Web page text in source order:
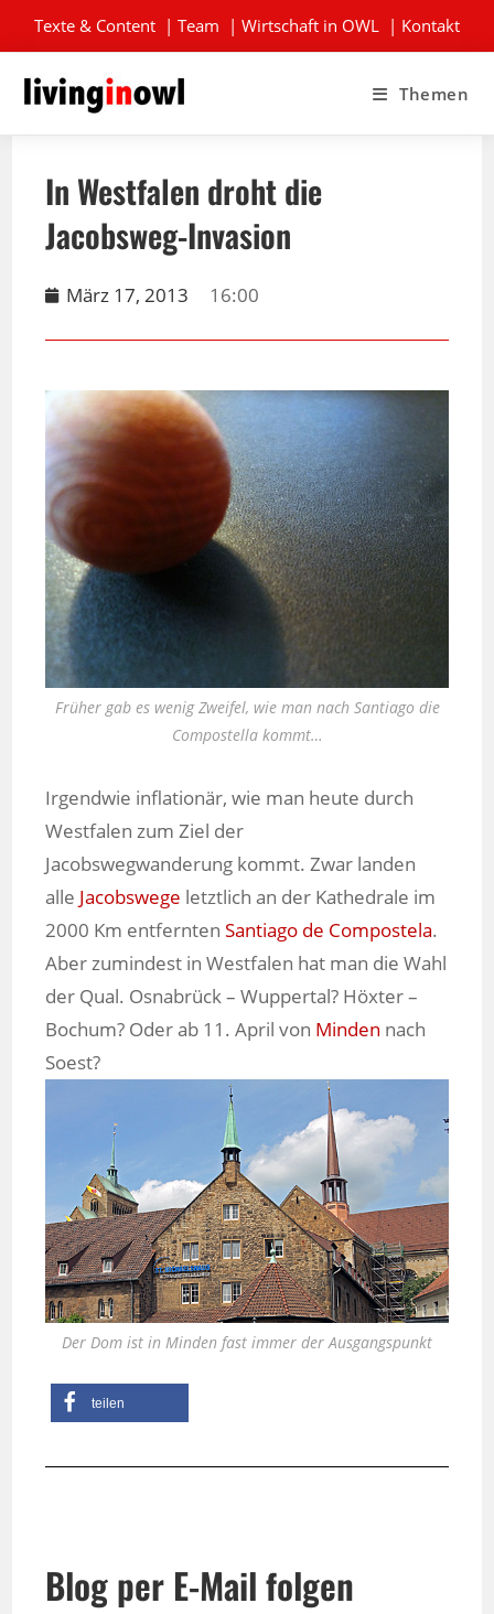
Texte & Content | Team | Wirtschaft in OWL | Kontakt
Themen
In Westfalen droht die
Jacobsweg-Invasion
März 17, 2013 16:00
Früher gab es wenig Zweifel, wie man nach Santiago die
Compostella kommt…
Irgendwie inflationär, wie man heute durch
Westfalen zum Ziel der
Jacobswegwanderung kommt. Zwar landen
alle Jacobswege letztlich an der Kathedrale im
2000 Km entferntenSantiago de Compostela.
Aber zumindest in Westfalen hat man die Wahl
der Qual. Osnabrück – Wuppertal? Höxter –
Bochum? Oder ab 11. April von Minden nach
Soest?
Der Dom ist in Minden fast immer der Ausgangspunkt
teilen
Blog per E-Mail folgen